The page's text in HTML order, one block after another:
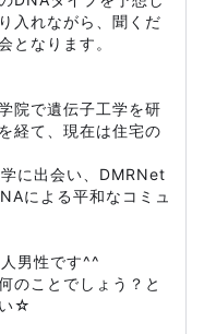
入れながら、聞くだ
となります。
院で遺伝子工学を研
経て、現在は住宅の
に出会い、DMRNet
による平和なコミュ
男性です^^
のことでしょう？と
☆